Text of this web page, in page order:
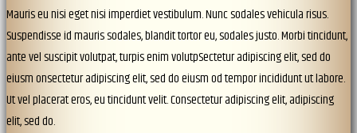
Mauris eu nisi eget nisi imperdiet vestibulum. Nunc sodales vehicula risus.
Suspendisse id mauris sodales, blandit tortor eu, sodales justo. Morbi tincidunt,
ante vel suscipit volutpat, turpis enim volutpSectetur adipiscing elit, sed do
eiusm onsectetur adipiscing elit, sed do eiusm od tempor incididunt ut labore.
Ut vel placerat eros, eu tincidunt velit. Consectetur adipiscing elit, adipiscing
elit, sed do.